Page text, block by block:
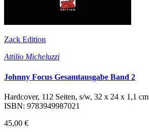
Zack Edition
Attilio Micheluzzi
Johnny Focus Gesamtausgabe Band 2
Hardcover, 112 Seiten, s/w, 32 x 24 x 1,1 cm
ISBN: 9783949987021
45,00 €